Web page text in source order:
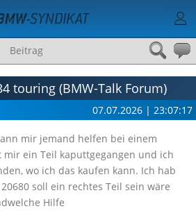
Beitrag
touring (BMW-Talk Forum)
07.07.2026 | 23:07:17
mir jemand helfen bei einem
mir ein Teil kaputtgegangen und ich
wo ich das kaufen kann. Ich hab
soll ein rechtes Teil sein wäre
Hilfe